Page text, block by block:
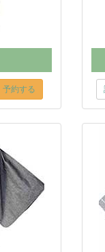
予約する